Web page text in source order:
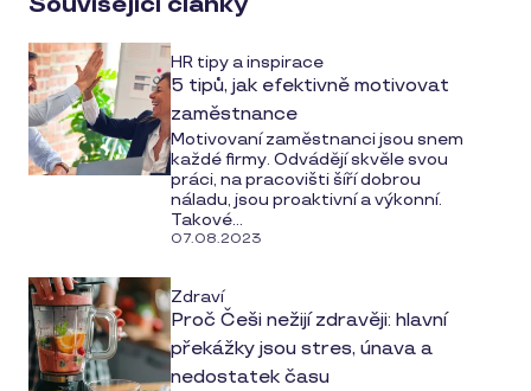
media
HR tipy a inspirace
5 tipů, jak efektivně motivovat
zaměstnance
Motivovaní zaměstnanci jsou snem
každé firmy. Odvádějí skvěle svou
práci, na pracovišti šíří dobrou
náladu, jsou proaktivní a výkonní.
Takové...
07.08.2023
Zdraví
Proč Češi nežijí zdravěji: hlavní
překážky jsou stres, únava a
nedostatek času